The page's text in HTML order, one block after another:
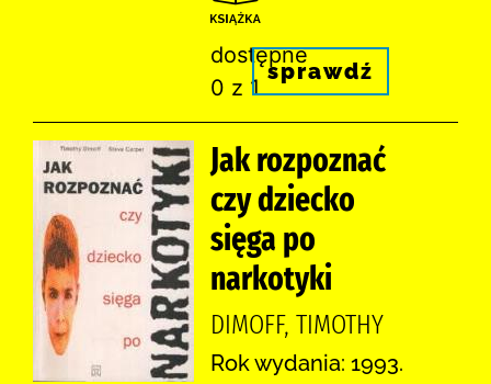
dostępne
0 z 1
sprawdź
Jak rozpoznać
czy dziecko
sięga po
narkotyki
DIMOFF, TIMOTHY
Rok wydania: 1993.